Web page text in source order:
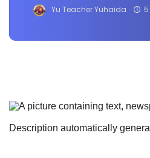
Yu Teacher Yuhaida